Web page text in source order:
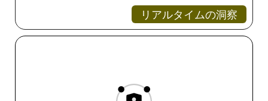
リアルタイムの洞察